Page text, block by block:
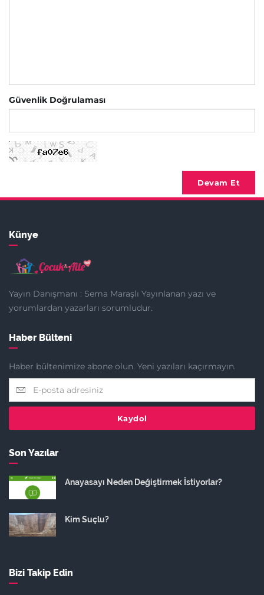
Güvenlik Doğrulaması
Devam Et
Künye
Yayın Danışmanı : Sema Maraşlı Yayınlanan yazı ve
yorumlardan yazarları sorumludur.
Haber Bülteni
Haber bültenimize abone olun. Yeni yazıları kaçırmayın.
Kaydol
Son Yazılar
Anayasayı Neden Değiştirmek İstiyorlar?
Kim Suçlu?
Bizi Takip Edin